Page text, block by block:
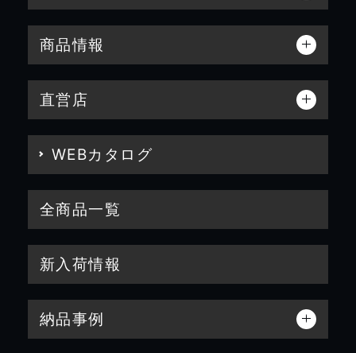
商品情報
直営店
WEBカタログ
全商品一覧
新入荷情報
納品事例